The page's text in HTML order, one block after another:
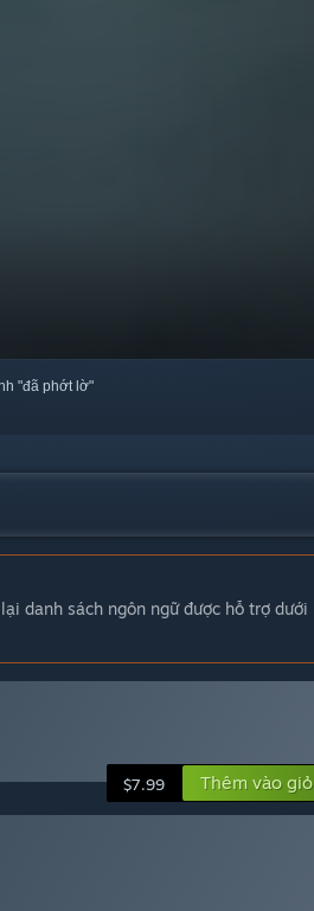
"đã phớt lờ"
danh sách ngôn ngữ được hỗ trợ dưới
$7.99 Thêm vào giỏ